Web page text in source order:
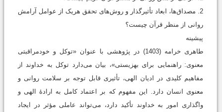
2. مصداق‌ها، ابعاد تأثیرگذار و روش‌های تحقق هریک از عوامل آرامش
روانی از منظر قرآن چیست؟
پیشینه
طاهری خرامه (1403) در پژوهشی با عنوان «توکل و خودمراقبتی
معنوی: راهنمایی برای بهزیستی»، بیان می‌دارد توکل به خداوند از
مفاهیم کلیدی در ادیان الهی، تأثیری قابل ‌توجه بر سلامت روانی و
معنوی انسان دارد. این مفهوم که بر اعتماد کامل به ارادۀ الهی و
واگذاری امور به خداوند تأکید دارد، می‌تواند عاملی مؤثر در ایجاد